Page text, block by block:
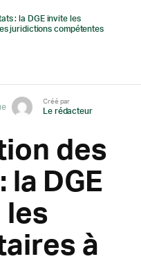
: la DGE invite les
juridictions compétentes
Créé par
Le rédacteur
des
DGE
les
à